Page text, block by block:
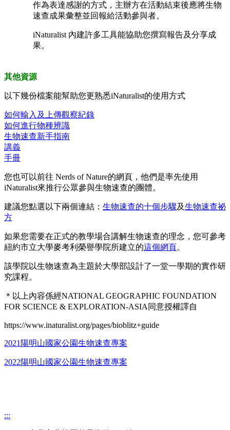
作為表達感謝的方式，主辦方在活動結束後應將生物
速查成果彙整並回報給活動參與者。
iNaturalist 內建許多工具能協助您撰寫報告及分享成
果。
其他資源
以下幾份檔案能幫助您更熟悉iNaturalist的使用方式
如何輸入及上傳觀察紀錄
如何進行物種辨識
生物速查新手指南
講義
手冊
您也可以前往 Nerds of Nature的網頁，他們是率先使用
iNaturalist來推行公眾參與生物速查的團體。
建議您點選以下兩個連結： 生物速查的十個步驟及生物速查祕
方
如果您需要在正式的教學場合講解生物速查的理念，您可參考
紐約市立大學麥考利榮譽學院所建立的這個網頁。
該學院以生物速查為主題於大學部設計了一堂一學期的實作研
究課程。
＊以上內容係經NATIONAL GEOGRAPHIC FOUNDATION
FOR SCIENCE & EXPLORATION-ASIA同意授權譯自
https://www.inaturalist.org/pages/bioblitz+guide
2021陽明山國家公園生物速查專案
2022陽明山國家公園生物速查專案
:::